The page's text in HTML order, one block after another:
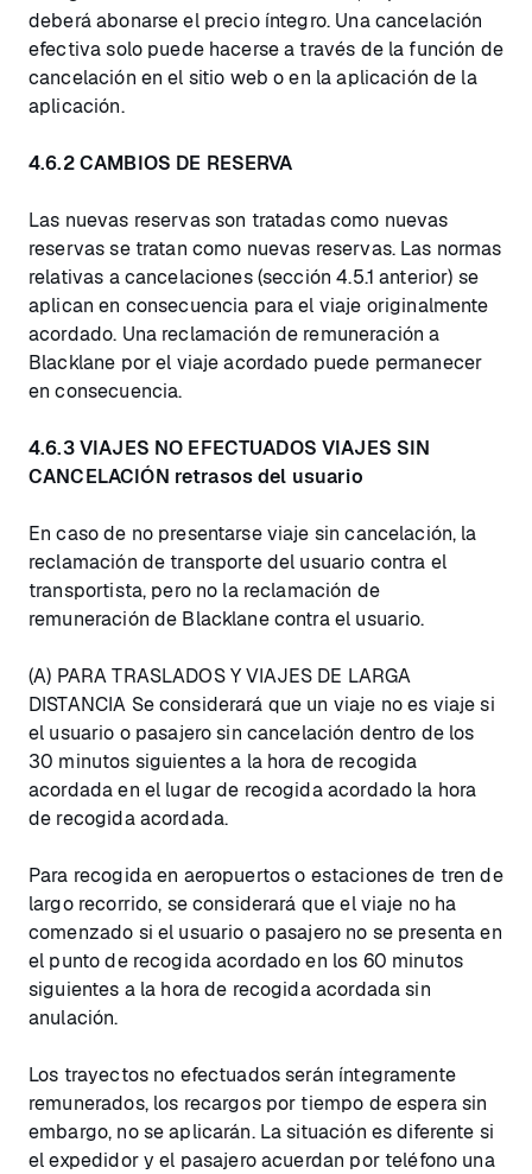
deberá abonarse el precio íntegro. Una cancelación
efectiva solo puede hacerse a través de la función de
cancelación en el sitio web o en la aplicación de la
aplicación.
4.6.2 CAMBIOS DE RESERVA
Las nuevas reservas son tratadas como nuevas
reservas se tratan como nuevas reservas. Las normas
relativas a cancelaciones (sección 4.5.1 anterior) se
aplican en consecuencia para el viaje originalmente
acordado. Una reclamación de remuneración a
Blacklane por el viaje acordado puede permanecer
en consecuencia.
4.6.3 VIAJES NO EFECTUADOS VIAJES SIN
CANCELACIÓN retrasos del usuario
En caso de no presentarse viaje sin cancelación, la
reclamación de transporte del usuario contra el
transportista, pero no la reclamación de
remuneración de Blacklane contra el usuario.
(A) PARA TRASLADOS Y VIAJES DE LARGA
DISTANCIA Se considerará que un viaje no es viaje si
el usuario o pasajero sin cancelación dentro de los
30 minutos siguientes a la hora de recogida
acordada en el lugar de recogida acordado la hora
de recogida acordada.
Para recogida en aeropuertos o estaciones de tren de
largo recorrido, se considerará que el viaje no ha
comenzado si el usuario o pasajero no se presenta en
el punto de recogida acordado en los 60 minutos
siguientes a la hora de recogida acordada sin
anulación.
Los trayectos no efectuados serán íntegramente
remunerados, los recargos por tiempo de espera sin
embargo, no se aplicarán. La situación es diferente si
el expedidor y el pasajero acuerdan por teléfono una